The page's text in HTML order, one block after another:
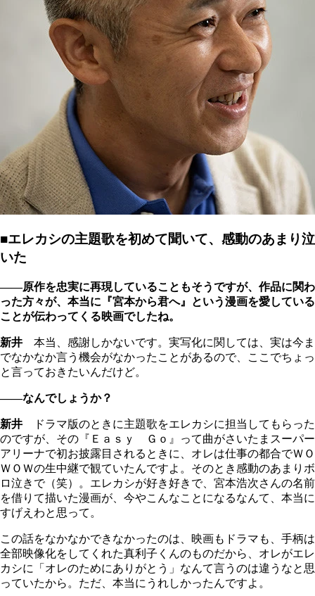
■エレカシの主題歌を初めて聞いて、感動のあまり泣
いた
――原作を忠実に再現していることもそうですが、作品に関わ
った方々が、本当に『宮本から君へ』という漫画を愛している
ことが伝わってくる映画でしたね。
新井 本当、感謝しかないです。実写化に関しては、実は今ま
でなかなか言う機会がなかったことがあるので、ここでちょっ
と言っておきたいんだけど。
――なんでしょうか？
新井
ドラマ版のときに主題歌をエレカシに担当してもらった
のですが、その『Ｅａｓｙ Ｇｏ』って曲がさいたまスーパー
アリーナで初お披露目されるときに、オレは仕事の都合でＷＯ
ＷＯＷの生中継で観ていたんですよ。そのとき感動のあまりボ
ロ泣きで（笑）。エレカシが好き好きで、宮本浩次さんの名前
を借りて描いた漫画が、今やこんなことになるなんて、本当に
すげえわと思って。
この話をなかなかできなかったのは、映画もドラマも、手柄は
全部映像化をしてくれた真利子くんのものだから、オレがエレ
カシに「オレのためにありがとう」なんて言うのは違うなと思
っていたから。ただ、本当にうれしかったんですよ。